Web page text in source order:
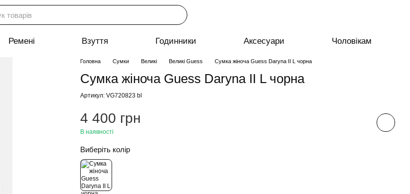
Ремені Взуття Годинники Аксесуари Чоловікам
Головна Сумки Великі Великі Guess Сумка жіноча Guess Daryna II L чорна
Сумка жіноча Guess Daryna II L чорна
Артикул: VG720823 bl
4 400 грн
В наявності
Виберіть колір